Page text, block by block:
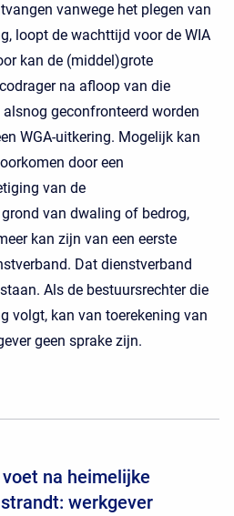
vanwege het plegen van
loopt de wachttijd voor de WIA
kan de (middel)grote
na afloop van die
geconfronteerd worden
WGA-uitkering. Mogelijk kan
door een
van de
van dwaling of bedrog,
kan zijn van een eerste
Dat dienstverband
Als de bestuursrechter die
volgt, kan van toerekening van
geen sprake zijn.
na heimelijke
werkgever